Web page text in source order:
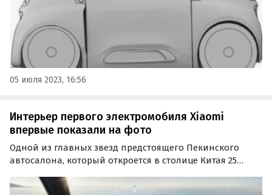
05 июля 2023, 16:56
Интерьер первого электромобиля Xiaomi
впервые показали на фото
Одной из главных звезд предстоящего Пекинского
автосалона, который откроется в столице Китая 25
электромобиль китайского техногиганта.